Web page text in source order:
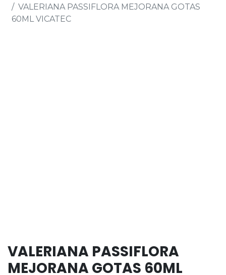
VALERIANA PASSIFLORA MEJORANA GOTAS
60ML VICATEC
VALERIANA PASSIFLORA
MEJORANA GOTAS 60ML